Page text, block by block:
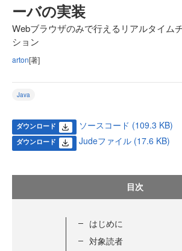
ーバの実装
Webブラウザのみで行えるリアルタイム
ション
arton[著]
Java
ダウンロード ソースコード (109.3 KB)
ダウンロード Judeファイル (17.6 KB)
目次
はじめに
対象読者